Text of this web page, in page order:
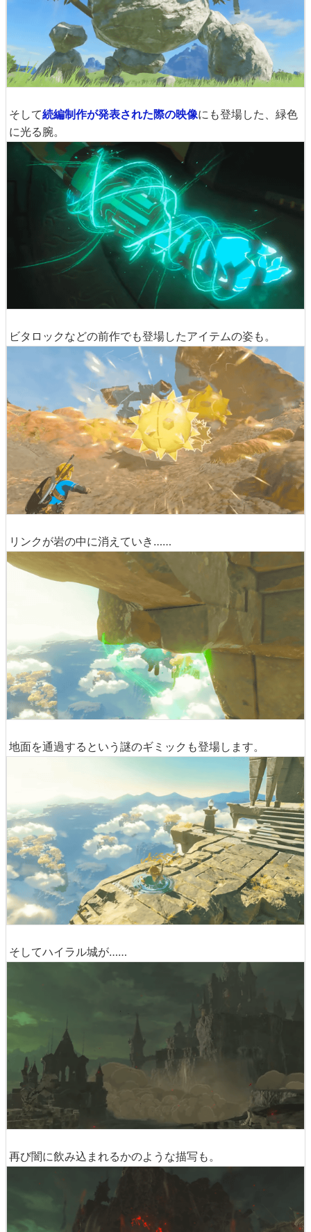
そして続編制作が発表された際の映像にも登場した、緑色
に光る腕。
ビタロックなどの前作でも登場したアイテムの姿も。
リンクが岩の中に消えていき……
地面を通過するという謎のギミックも登場します。
そしてハイラル城が……
再び闇に飲み込まれるかのような描写も。